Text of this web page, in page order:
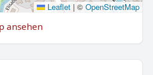
Leaflet |© OpenStreetMap
ansehen